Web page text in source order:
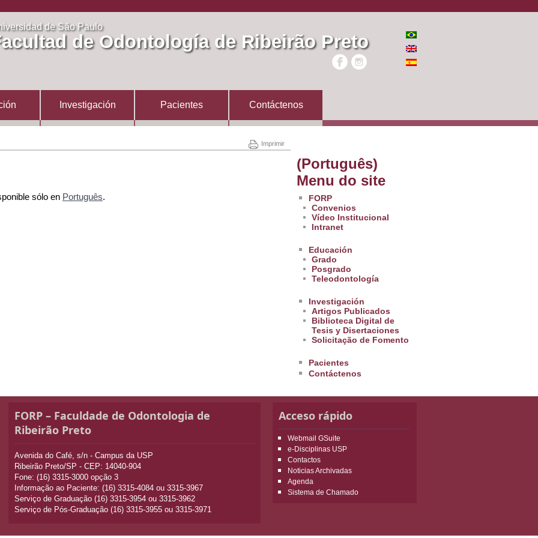
de São Paulo
de Odontología de Ribeirão Preto
Investigación Pacientes Contáctenos
Imprimir
sólo en Português.
(Português)
Menu do site
FORP
Convenios
Vídeo Institucional
Intranet
Educación
Grado
Posgrado
Teleodontología
Investigación
Artigos Publicados
Biblioteca Digital de
Tesis y Disertaciones
Solicitação de Fomento
Pacientes
Contáctenos
FORP – Faculdade de Odontologia de
Ribeirão Preto
Avenida do Café, s/n - Campus da USP
Ribeirão Preto/SP - CEP: 14040-904
Fone: (16) 3315-3000 opção 3
Informação ao Paciente: (16) 3315-4084 ou 3315-3967
Serviço de Graduação (16) 3315-3954 ou 3315-3962
Serviço de Pós-Graduação (16) 3315-3955 ou 3315-3971
Acceso rápido
Webmail GSuite
e-Disciplinas USP
Contactos
Noticias Archivadas
Agenda
Sistema de Chamado